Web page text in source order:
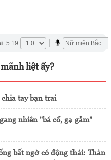
5:19
liệt ấy?
tay bạn trai
nhiên "bá cổ, gạ gẫm"
bất ngờ có động thái: Thản